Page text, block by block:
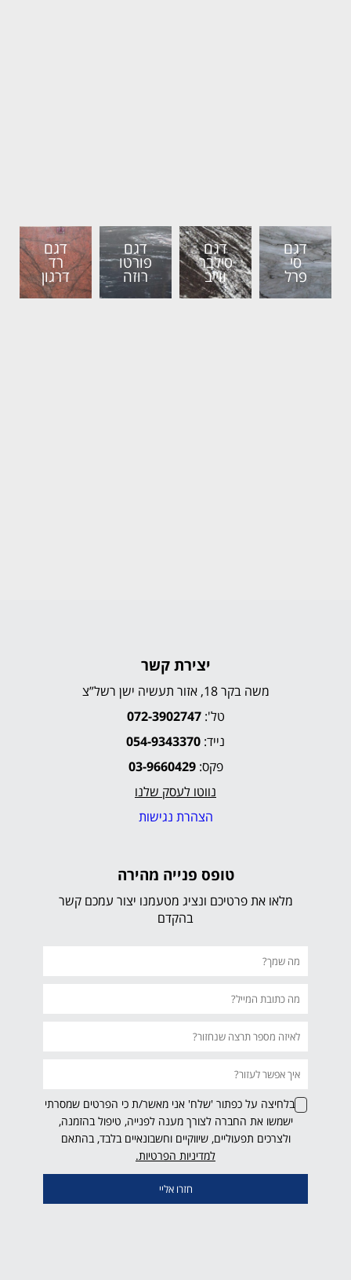
דגם
סי
פרל
דגם
סילבר
ווייב
דגם
פורטו
רוזה
דגם
רד
דרגון
יצירת קשר
משה בקר 18, אזור תעשיה ישן רשל”צ
טל':072-3902747
נייד: 054-9343370
פקס:03-9660429
נווטו לעסק שלנו
הצהרת נגישות
טופס פנייה מהירה
מלאו את פרטיכם ונציג מטעמנו יצור עמכם קשר
בהקדם
בלחיצה על כפתור 'שלח' אני מאשר/ת כי הפרטים שמסרתי
ישמשו את החברה לצורך מענה לפנייה, טיפול בהזמנה,
ולצרכים תפעוליים, שיווקיים וחשבונאיים בלבד, בהתאם
למדיניות הפרטיות.